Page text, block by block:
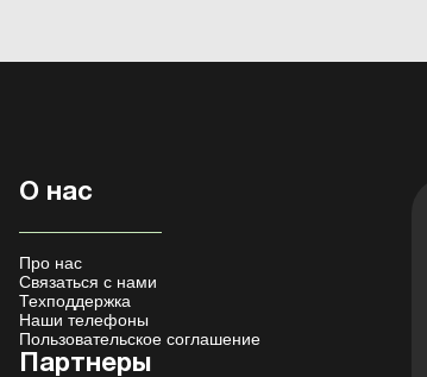
О нас
Про нас
Связаться с нами
Техподдержка
Наши телефоны
Пользовательское соглашение
Партнеры